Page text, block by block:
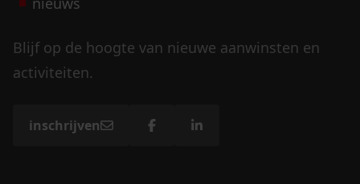
Blijf op de hoogte van nieuwe aanwinsten en
activiteiten.
inschrijven